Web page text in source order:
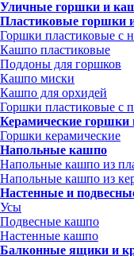
Уличные горшки и
Пластиковые горшки
Горшки пластиковые с
Кашпо пластиковые
Поддоны для горшков
Кашпо миски
Кашпо для орхидей
Горшки пластиковые с
Керамические
Горшки керамические
Напольные кашпо
Напольные кашпо из
Напольные кашпо из
Настенные и
Усы
Подвесные кашпо
Настенные кашпо
Балконные ящики и